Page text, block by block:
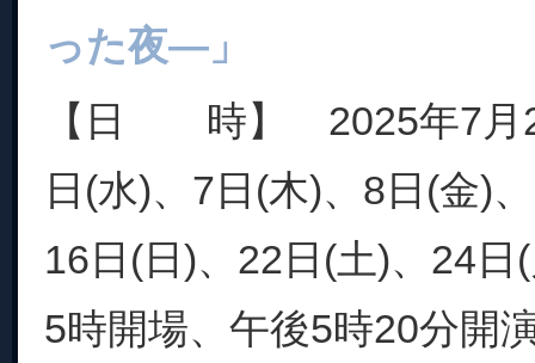
った夜―」
【日 時】 2025年7月
日(水)、7日(木)、8日(金)
16日(日)、22日(土)、24日
5時開場、午後5時20分開